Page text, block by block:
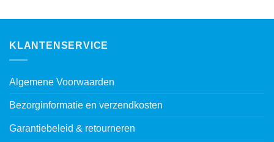
KLANTENSERVICE
Algemene Voorwaarden
Bezorginformatie en verzendkosten
Garantiebeleid & retourneren